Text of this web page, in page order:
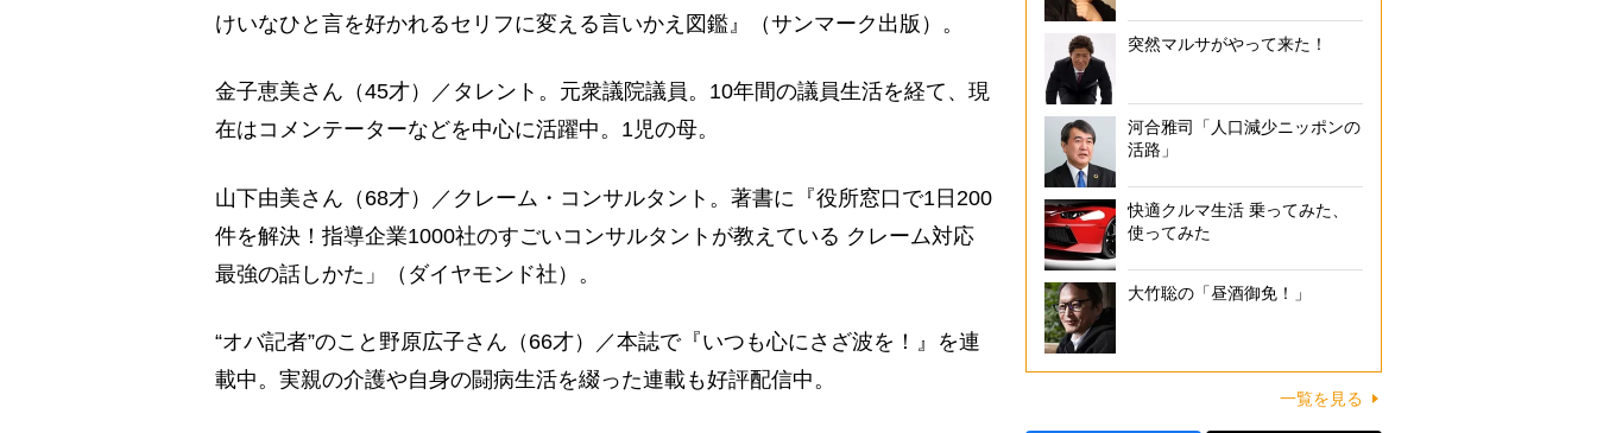
けいなひと言を好かれるセリフに変える言いかえ図鑑』（サンマーク出版）。
金子恵美さん（45才）／タレント。元衆議院議員。10年間の議員生活を経て、現
在はコメンテーターなどを中心に活躍中。1児の母。
山下由美さん（68才）／クレーム・コンサルタント。著書に『役所窓口で1日200
件を解決！指導企業1000社のすごいコンサルタントが教えている クレーム対応
最強の話しかた」（ダイヤモンド社）。
“オバ記者”のこと野原広子さん（66才）／本誌で『いつも心にさざ波を！』を連
載中。実親の介護や自身の闘病生活を綴った連載も好評配信中。
突然マルサがやって来た！
河合雅司「人口減少ニッポンの
活路」
快適クルマ生活 乗ってみた、
使ってみた
大竹聡の「昼酒御免！」
一覧を見る